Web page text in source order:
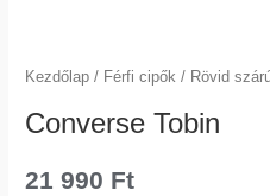
Kezdőlap / Férfi cipők / Rövid
Converse Tobin
21 990 Ft